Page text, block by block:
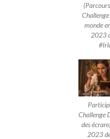
monde
2023
Challenge
des
2023